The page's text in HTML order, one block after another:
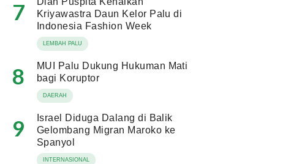
7
Kriyawastra Daun Kelor Palu di
Indonesia Fashion Week
LEMBAH PALU
8
MUI Palu Dukung Hukuman Mati
bagi Koruptor
DAERAH
9
Israel Diduga Dalang di Balik
Gelombang Migran Maroko ke
Spanyol
INTERNASIONAL